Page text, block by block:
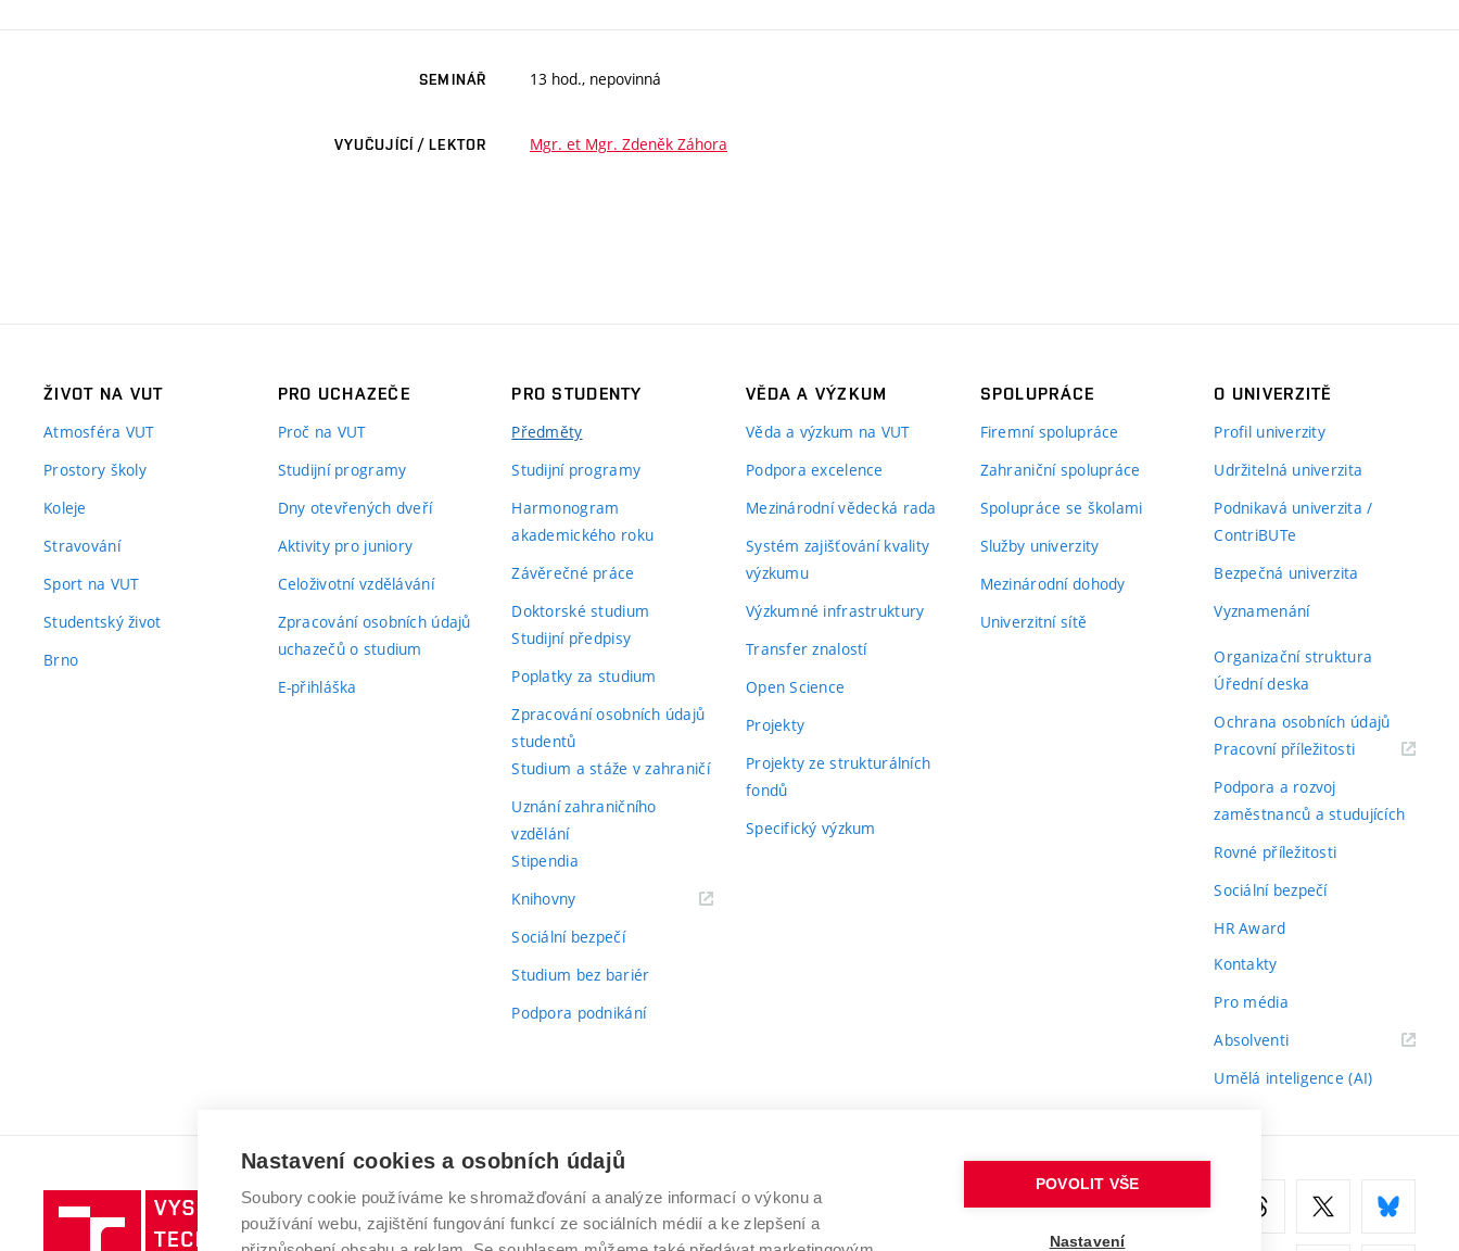
SEMINÁŘ 13 hod., nepovinná
VYUČUJÍCÍ / LEKTOR Mgr. et Mgr. Zdeněk Záhora
ŽIVOT NA VUT
Atmosféra VUT
Prostory školy
Koleje
Stravování
Sport na VUT
Studentský život
Brno
PRO UCHAZEČE
Proč na VUT
Studijní programy
Dny otevřených dveří
Aktivity pro juniory
Celoživotní vzdělávání
Zpracování osobních údajů
uchazečů o studium
E-přihláška
PRO STUDENTY
Předměty
Studijní programy
Harmonogram
akademického roku
Závěrečné práce
Doktorské studium
Studijní předpisy
Poplatky za studium
Zpracování osobních údajů
studentů
Studium a stáže v zahraničí
Uznání zahraničního
vzdělání
Stipendia
Knihovny(externí
Sociální bezpečí
Studium bez bariér
Podpora podnikání
VĚDA A VÝZKUM
Věda a výzkum na VUT
Podpora excelence
Mezinárodní vědecká rada
Systém zajišťování kvality
výzkumu
Výzkumné infrastruktury
Transfer znalostí
Open Science
Projekty
Projekty ze strukturálních
fondů
Specifický výzkum
SPOLUPRÁCE
Firemní spolupráce
Zahraniční spolupráce
Spolupráce se školami
Služby univerzity
Mezinárodní dohody
Univerzitní sítě
O UNIVERZITĚ
Profil univerzity
Udržitelná univerzita
Podnikavá univerzita /
ContriBUTe
Bezpečná univerzita
Vyznamenání
Organizační struktura
Úřední deska
Ochrana osobních údajů
Pracovní příležitosti(externí
Podpora a rozvoj
zaměstnanců a studujících
Rovné příležitosti
Sociální bezpečí
HR Award
Kontakty
Pro média
Absolventi(externí
Umělá inteligence (AI)
Vysoké
učení
VYSOKÉ UČENÍ TECHNICKÉ V BRNĚ
Antonínská 548/1
www.vut.cz
Nastavení cookies a osobních údajů
Soubory cookie používáme ke shromažďování a analýze informací o výkonu a
používání webu, zajištění fungování funkcí ze sociálních médií a ke zlepšení a
POVOLIT VŠE
Nastavení